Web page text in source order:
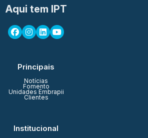
Aqui tem IPT
Principais
Notícias
Fomento
Unidades Embrapii
Clientes
Institucional